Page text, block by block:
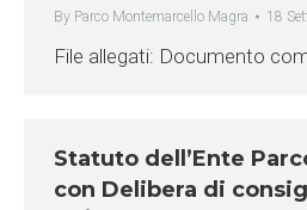
By Parco Montemarcello Magra 18
File allegati: Documento
Statuto dell’Ente
con Delibera di